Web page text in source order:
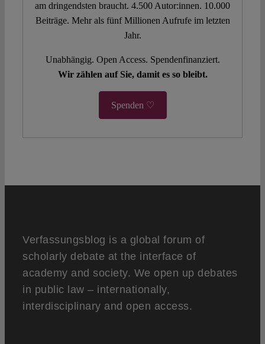
am dringendsten braucht. 4.500 Autor:innen. 10.000
Beiträge. Mehr als fünf Millionen Aufrufe im letzten
Jahr.
Unabhängig. Open Access. Spendenfinanziert.
Wir zählen auf Sie, damit es so bleibt.
Spenden ♡
Verfassungsblog is a global forum of
scholarly debate at the interface of
academy and society. We open up debates
in public law – internationally,
interdisciplinary and open access.